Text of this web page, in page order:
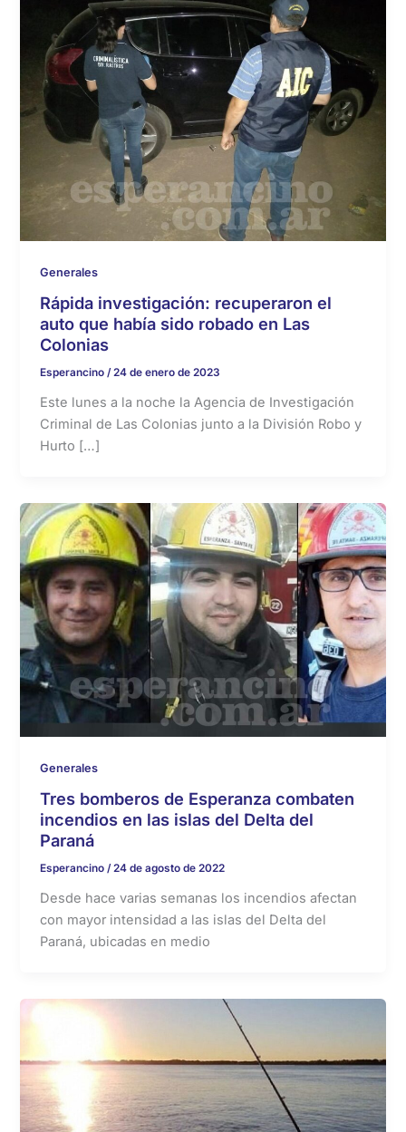
Generales
Rápida investigación: recuperaron el
auto que había sido robado en Las
Colonias
Esperancino/24 de enero de 2023
Este lunes a la noche la Agencia de Investigación
Criminal de Las Colonias junto a la División Robo y
Hurto […]
Generales
Tres bomberos de Esperanza combaten
incendios en las islas del Delta del
Paraná
Esperancino/24 de agosto de 2022
Desde hace varias semanas los incendios afectan
con mayor intensidad a las islas del Delta del
Paraná, ubicadas en medio